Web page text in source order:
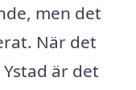
men det
När det
är det